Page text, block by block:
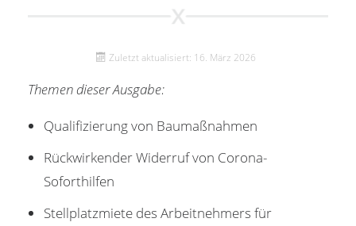
Zuletzt aktualisiert: 16. März 2026
Themen dieser Ausgabe:
Qualifizierung von Baumaßnahmen
Rückwirkender Widerruf von Corona-
Soforthilfen
Stellplatzmiete des Arbeitnehmers für